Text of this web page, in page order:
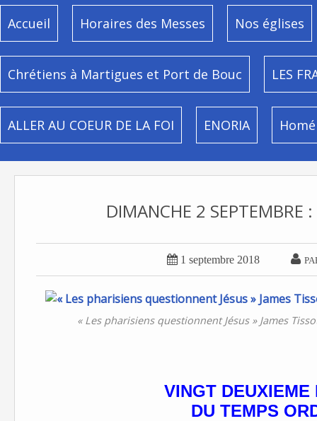
Accueil Horaires des Messes Nos églises
Chrétiens à Martigues et Port de Bouc LES
ALLER AU COEUR DE LA FOI ENORIA
DIMANCHE 2 SEPTEMBRE
 1 septembre 2018 
« Les pharisiens questionnent Jésus » James
VINGT DEUXIEME
DU TEMPS